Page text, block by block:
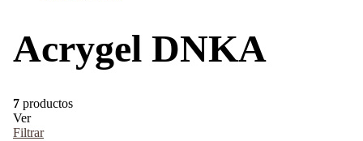
Acrygel DNKA
7 productos
Ver
Filtrar